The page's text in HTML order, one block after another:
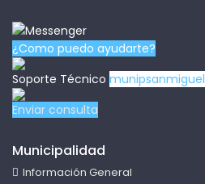
¿Como puedo ayudarte?
Soporte Técnico munipsanmiguel
Enviar consulta
Municipalidad
Información General